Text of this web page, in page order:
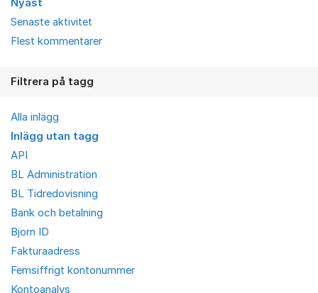
Nyast
Senaste aktivitet
Flest kommentarer
Filtrera på tagg
Alla inlägg
Inlägg utan tagg
API
BL Administration
BL Tidredovisning
Bank och betalning
Bjorn ID
Fakturaadress
Femsiffrigt kontonummer
Kontoanalys